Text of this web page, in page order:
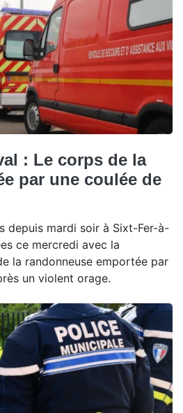
: Le corps de la
par une coulée de
depuis mardi soir à Sixt-Fer-à-
ce mercredi avec la
la randonneuse emportée par
un violent orage.